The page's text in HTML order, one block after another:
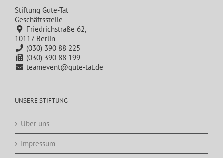
Stiftung Gute-Tat
Geschäftsstelle
Friedrichstraße 62,
10117 Berlin
(030) 390 88 225
(030) 390 88 199
teamevent@gute-tat.de
UNSERE STIFTUNG
Über uns
Impressum